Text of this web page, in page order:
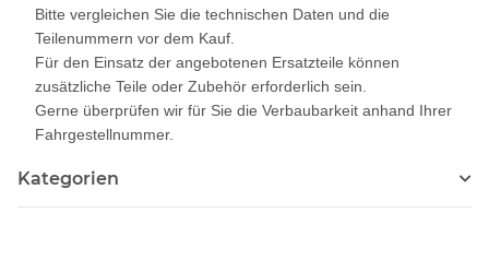
Bitte vergleichen Sie die technischen Daten und die
Teilenummern vor dem Kauf.
Für den Einsatz der angebotenen Ersatzteile können
zusätzliche Teile oder Zubehör erforderlich sein.
Gerne überprüfen wir für Sie die Verbaubarkeit anhand Ihrer
Fahrgestellnummer.
Kategorien